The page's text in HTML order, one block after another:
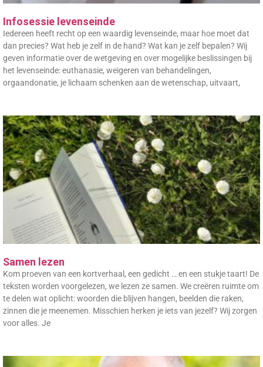
Infosessie levenseinde
Iedereen heeft recht op een waardig levenseinde, maar hoe moet dat
dan precies? Wat heb je zelf in de hand? Wat kan je zelf bepalen? Wij
geven informatie over de wetgeving en over mogelijke beslissingen bij
het levenseinde: euthanasie, weigeren van behandelingen,
orgaandonatie, je lichaam schenken aan de wetenschap, uitvaart,
Samen lezen
Kom proeven van een kortverhaal, een gedicht … en een stukje taart! De
teksten worden voorgelezen, we lezen ze samen. We creëren ruimte om
te delen wat oplicht: woorden die blijven hangen, beelden die raken,
zinnen die je meenemen. Misschien herken je iets van jezelf? Wij zorgen
voor alles. Je